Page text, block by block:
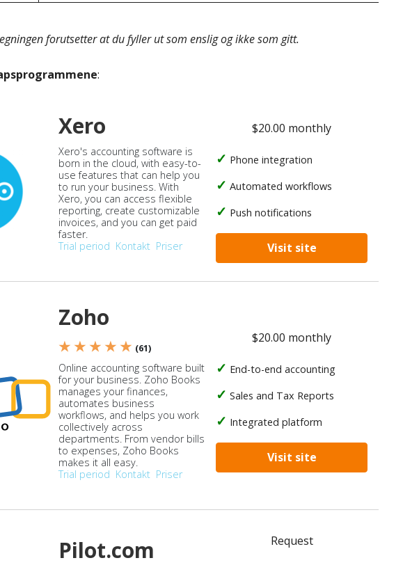
forutsetter at du fyller ut som enslig og ikke som gitt.
:
Xero
Xero's accounting software is
born in the cloud, with easy-to-
use features that can help you
to run your business. With
Xero, you can access flexible
reporting, create customizable
invoices, and you can get paid
faster.
Trial period Kontakt Priser
$20.00 monthly
Phone integration
Automated workflows
Push notifications
Visit site
Zoho
★ ★ ★ ★ ★ (61)
Online accounting software built
for your business. Zoho Books
manages your finances,
automates business
workflows, and helps you work
collectively across
departments. From vendor bills
to expenses, Zoho Books
makes it all easy.
Trial period Kontakt Priser
$20.00 monthly
End-to-end accounting
Sales and Tax Reports
Integrated platform
Visit site
Pilot.com Request